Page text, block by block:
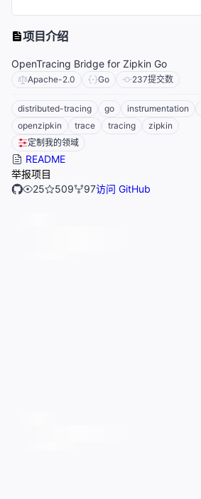
项目介绍
OpenTracing Bridge for Zipkin Go
Apache-2.0 Go 237提交数
distributed-tracing go instrumentation
openzipkin
trace tracing
zipkin
定制我的领域
README
举报项目
25
509 97访问 GitHub